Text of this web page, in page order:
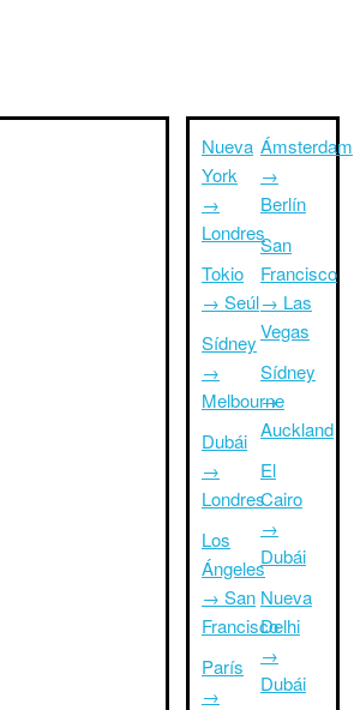
Nueva
York
→
Londres
Tokio
→ Seúl
Sídney
→
Melbourne
Dubái
→
Londres
Los
Ángeles
→ San
Francisco
París
→
Ámsterdam
→
Berlín
San
Francisco
→ Las
Vegas
Sídney
→
Auckland
El
Cairo
→
Dubái
Nueva
Delhi
→
Dubái